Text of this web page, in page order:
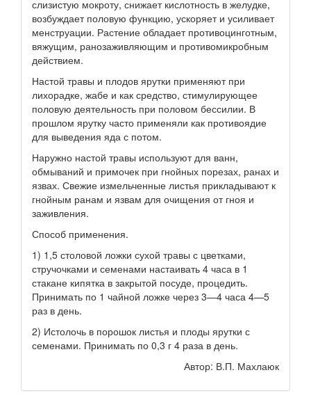
слизистую мокроту, снижает кислотность в желудке,
возбуждает половую функцию, ускоряет и усиливает
менструации. Растение обладает противоцинготным,
вяжущим, ранозаживляющим и противомикробным
действием.
Настой травы и плодов ярутки применяют при
лихорадке, жабе и как средство, стимулирующее
половую деятельность при половом бессилии. В
прошлом ярутку часто применяли как противоядие
для выведения яда с потом.
Наружно настой травы используют для ванн,
обмываний и примочек при гнойных порезах, ранах и
язвах. Свежие измельченные листья прикладывают к
гнойным ранам и язвам для очищения от гноя и
заживления.
Способ применения.
1) 1,5 столовой ложки сухой травы с цветками,
стручочками и семенами настаивать 4 часа в 1
стакане кипятка в закрытой посуде, процедить.
Принимать по 1 чайной ложке через 3—4 часа 4—5
раз в день.
2) Истолочь в порошок листья и плоды ярутки с
семенами. Принимать по 0,3 г 4 раза в день.
Автор: В.П. Махлаюк